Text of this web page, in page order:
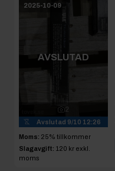
2025-10-09
AVSLUTAD
2
Avslutad 9/10 12:26
Moms: 25% tillkommer
Slagavgift: 120 kr exkl.
moms